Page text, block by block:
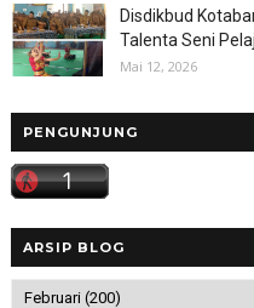
Disdikbud
Talenta Seni
Mai 12, 2026
PENGUNJUNG
ARSIP BLOG